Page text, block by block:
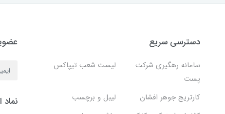
دسترسی سریع
سامانه رهگیری شرکت
پست
لیست شعب تیپاکس
کارتریج جوهر افشان
لیبل و برچسب
نماد